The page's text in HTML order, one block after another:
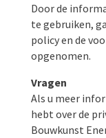
Door de
te gebruiken,
policy en de
opgenomen.
Vragen
Als u meer
hebt over de
Bouwkunst